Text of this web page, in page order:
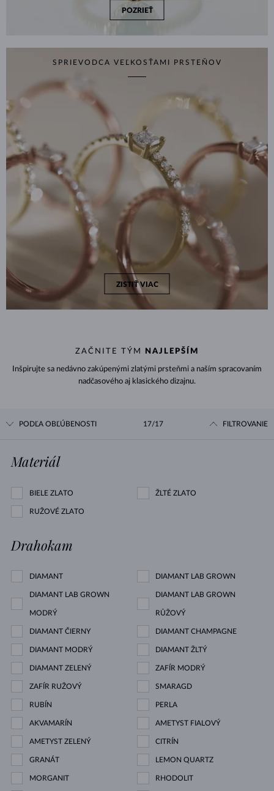
POZRIEŤ
SPRIEVODCA VEĽKOSŤAMI PRSTEŇOV
ZISTIŤ VIAC
ZAČNITE TÝM NAJLEPŠÍM
Inšpirujte sa nedávno zakúpenými zlatými prsteňmi a naším spracovaním
nadčasového aj klasického dizajnu.
PODĽA OBĽÚBENOSTI 17/17 FILTROVANIE
Materiál
BIELE ZLATO ŽLTÉ ZLATO
RUŽOVÉ ZLATO
Drahokam
DIAMANT DIAMANT LAB GROWN
DIAMANT LAB GROWN
MODRÝ
DIAMANT LAB GROWN
RŮŽOVÝ
DIAMANT ČIERNY DIAMANT CHAMPAGNE
DIAMANT MODRÝ DIAMANT ŽLTÝ
DIAMANT ZELENÝ ZAFÍR MODRÝ
ZAFÍR RUŽOVÝ SMARAGD
RUBÍN PERLA
AKVAMARÍN AMETYST FIALOVÝ
AMETYST ZELENÝ CITRÍN
GRANÁT LEMON QUARTZ
MORGANIT RHODOLIT